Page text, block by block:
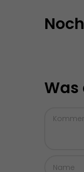
Was